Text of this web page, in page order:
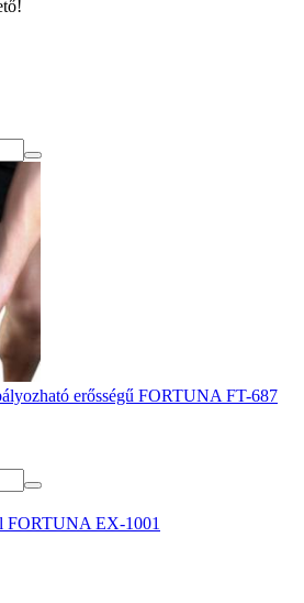
erősségű FORTUNA FT-687
FORTUNA EX-1001